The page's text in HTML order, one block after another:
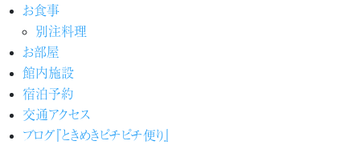
お食事
別注料理
お部屋
館内施設
宿泊予約
交通アクセス
ブログ『ときめきピチピチ便り』